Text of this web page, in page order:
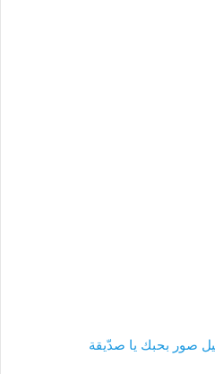
صور بحبك يا صدّيقة